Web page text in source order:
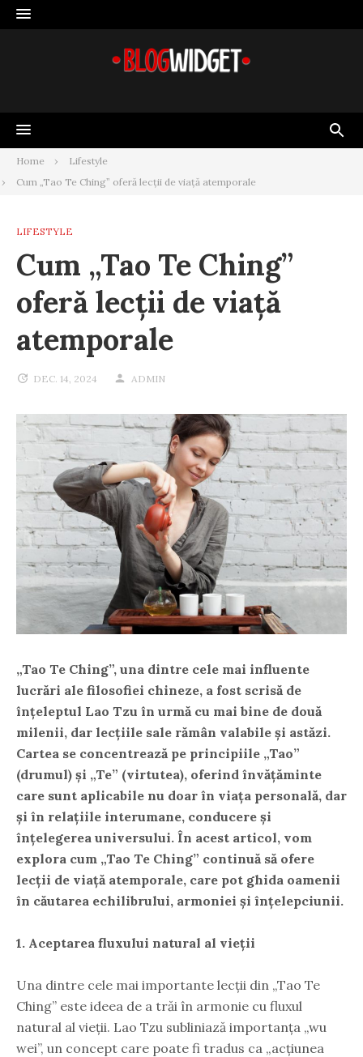
Skip
to
Home
Lifestyle
Cum „Tao Te Ching” oferă lecții de viață atemporale
LIFESTYLE
Cum „Tao Te Ching”
oferă lecții de viață
atemporale
DEC. 14, 2024 ADMIN
„Tao Te Ching”, una dintre cele mai influente
lucrări ale filosofiei chineze, a fost scrisă de
înțeleptul Lao Tzu în urmă cu mai bine de două
milenii, dar lecțiile sale rămân valabile și astăzi.
Cartea se concentrează pe principiile „Tao”
(drumul) și „Te” (virtutea), oferind învățăminte
care sunt aplicabile nu doar în viața personală, dar
și în relațiile interumane, conducere și
înțelegerea universului. În acest articol, vom
explora cum „Tao Te Ching” continuă să ofere
lecții de viață atemporale, care pot ghida oamenii
în căutarea echilibrului, armoniei și înțelepciunii.
1. Aceptarea fluxului natural al vieții
Una dintre cele mai importante lecții din „Tao Te
Ching” este ideea de a trăi în armonie cu fluxul
natural al vieții. Lao Tzu subliniază importanța „wu
wei”, un concept care poate fi tradus ca „acțiunea